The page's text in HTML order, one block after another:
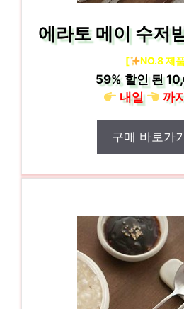
에라토 메이 수저
[ NO.8 제
59%할인 된
내일
까
구매 바로가